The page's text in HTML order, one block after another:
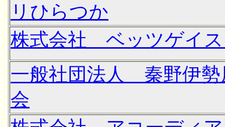
リひらつか
株式会社 ベッツゲイ
一般社団法人 秦野伊勢
会